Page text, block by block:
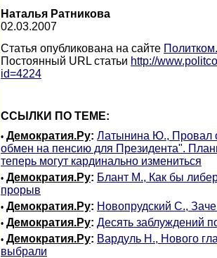
Наталья Ратникова
02.03.2007
Статья опубликована на сайте
Постоянный URL статьи http://
id=4224
ССЫЛКИ ПО ТЕМЕ:
• Демократия.Ру: Латынина Ю., Провал
обмен на пенсию для Президента".
теперь могут кардинально измениться
• Демократия.Ру: Блант М., Как бы
прорыв
• Демократия.Ру: Новопрудский С.,
• Демократия.Ру: Десять заблуждений
• Демократия.Ру: Вардуль Н., Нового
выбрали